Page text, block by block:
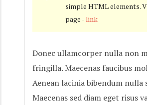
simple HTML elements.
page - link
Donec ullamcorper nulla non
fringilla. Maecenas faucibus
Aenean lacinia bibendum nulla
Maecenas sed diam eget risus